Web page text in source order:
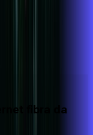
fibra da